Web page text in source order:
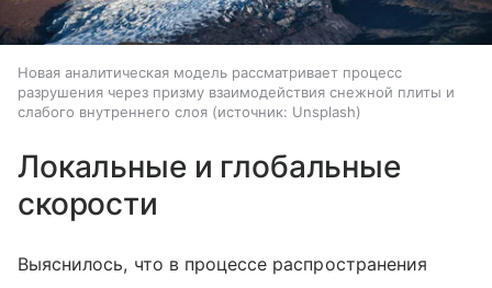
Новая аналитическая модель рассматривает процесс
разрушения через призму взаимодействия снежной плиты и
слабого внутреннего слоя
источник: Unsplash
Локальные и глобальные
скорости
Выяснилось, что в процессе распространения